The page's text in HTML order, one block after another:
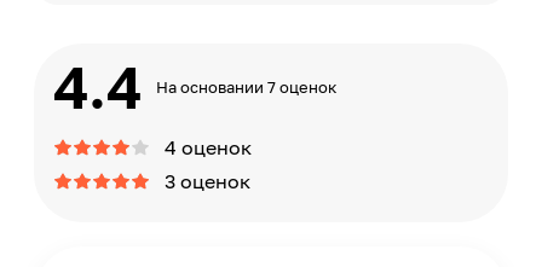
4.4 На основании 7 оценок
4 оценок
3 оценок